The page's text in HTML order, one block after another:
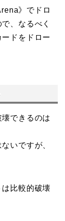
》でドロ
、なるべく
ドをドロー
できるのは
いですが、
比較的破壊